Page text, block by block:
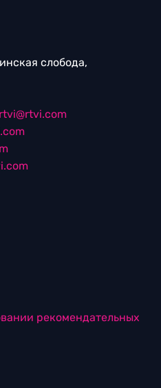
слобода,
рекомендательных